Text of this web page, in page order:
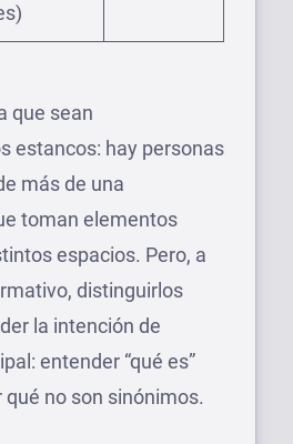
que sean
estancos: hay personas
más de una
toman elementos
espacios. Pero, a
distinguirlos
la intención de
entender “qué es”
qué no son sinónimos.